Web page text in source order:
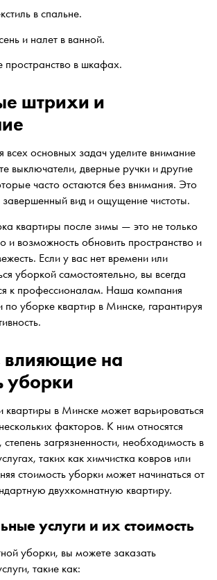
в спальне.
и налет в ванной.
пространство в шкафах.
штрихи и
всех основных задач уделите внимание
выключатели, дверные ручки и другие
часто остаются без внимания. Это
завершенный вид и ощущение чистоты.
квартиры после зимы — это не только
и возможность обновить пространство и
Если у вас нет времени или
уборкой самостоятельно, вы всегда
к профессионалам. Наша компания
по уборке квартир в Минске, гарантируя
на
уборки
квартиры в Минске может варьироваться
факторов. К ним относятся
загрязненности, необходимость в
таких как химчистка ковров или
стоимость уборки может начинаться от
двухкомнатную квартиру.
услуги и их стоимость
уборки, вы можете заказать
такие как: